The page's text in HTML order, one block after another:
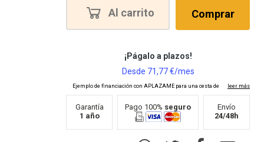
Al carrito Comprar
Garantía
1 año
Pago 100% seguro
Envío
24/48h